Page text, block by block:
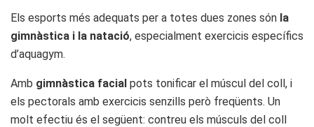
Els esports més adequats per a totes dues zones són la
gimnàstica i la natació, especialment exercicis específics
d’aquagym.
Amb gimnàstica facial pots tonificar el múscul del coll, i
els pectorals amb exercicis senzills però freqüents. Un
molt efectiu és el següent: contreu els músculs del coll